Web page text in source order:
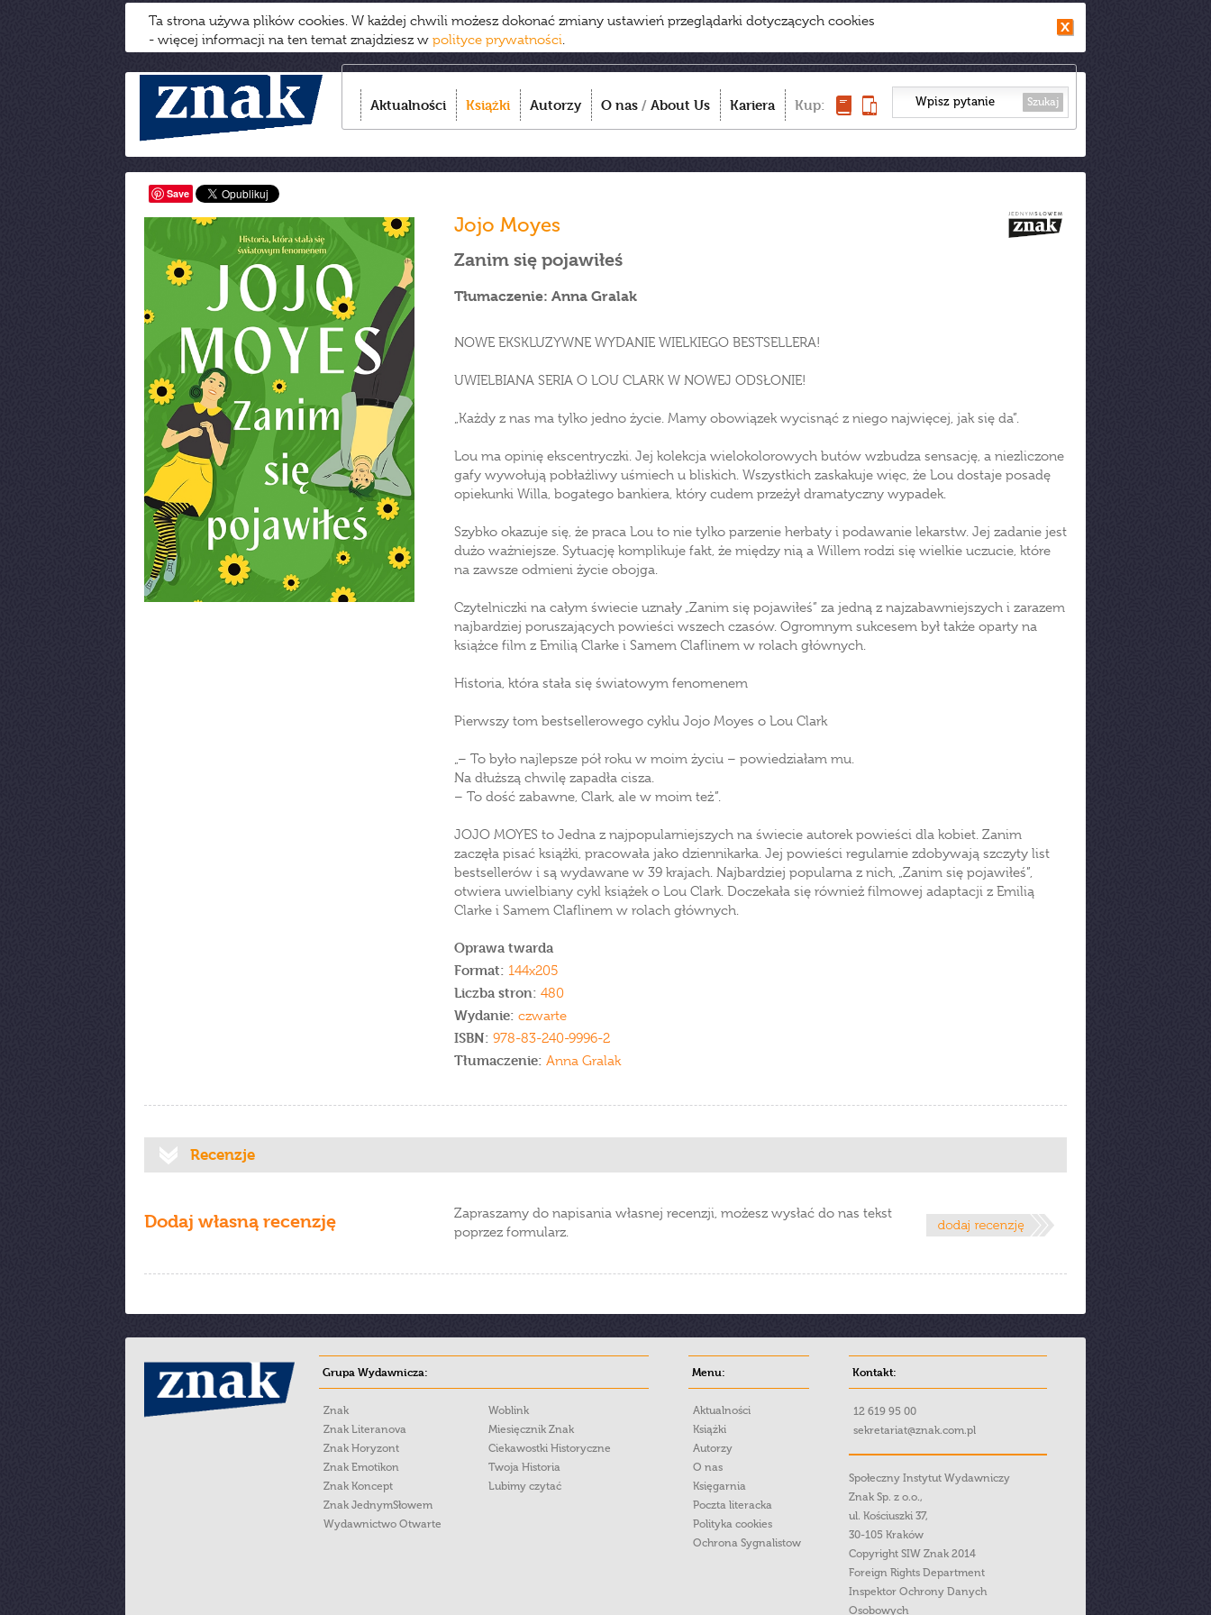
Ta strona używa plików cookies. W każdej chwili możesz dokonać zmiany ustawień przeglądarki dotyczących cookies
- więcej informacji na ten temat znajdziesz w polityce prywatności.
Aktualności Książki Autorzy O nas / About Us Kariera Kup: Szukaj
Save
Jojo Moyes
Zanim się pojawiłeś
Tłumaczenie: Anna Gralak
NOWE EKSKLUZYWNE WYDANIE WIELKIEGO BESTSELLERA!
UWIELBIANA SERIA O LOU CLARK W NOWEJ ODSŁONIE!
„Każdy z nas ma tylko jedno życie. Mamy obowiązek wycisnąć z niego najwięcej, jak się da”.
Lou ma opinię ekscentryczki. Jej kolekcja wielokolorowych butów wzbudza sensację, a niezliczone
gafy wywołują pobłażliwy uśmiech u bliskich. Wszystkich zaskakuje więc, że Lou dostaje posadę
opiekunki Willa, bogatego bankiera, który cudem przeżył dramatyczny wypadek.
Szybko okazuje się, że praca Lou to nie tylko parzenie herbaty i podawanie lekarstw. Jej zadanie jest
dużo ważniejsze. Sytuację komplikuje fakt, że między nią a Willem rodzi się wielkie uczucie, które
na zawsze odmieni życie obojga.
Czytelniczki na całym świecie uznały „Zanim się pojawiłeś” za jedną z najzabawniejszych i zarazem
najbardziej poruszających powieści wszech czasów. Ogromnym sukcesem był także oparty na
książce film z Emilią Clarke i Samem Claflinem w rolach głównych.
Historia, która stała się światowym fenomenem
Pierwszy tom bestsellerowego cyklu Jojo Moyes o Lou Clark
„– To było najlepsze pół roku w moim życiu – powiedziałam mu.
Na dłuższą chwilę zapadła cisza.
– To dość zabawne, Clark, ale w moim też”.
JOJO MOYES to Jedna z najpopularniejszych na świecie autorek powieści dla kobiet. Zanim
zaczęła pisać książki, pracowała jako dziennikarka. Jej powieści regularnie zdobywają szczyty list
bestsellerów i są wydawane w 39 krajach. Najbardziej popularna z nich, „Zanim się pojawiłeś”,
otwiera uwielbiany cykl książek o Lou Clark. Doczekała się również filmowej adaptacji z Emilią
Clarke i Samem Claflinem w rolach głównych.
Oprawa twarda
Format: 144x205
Liczba stron: 480
Wydanie: czwarte
ISBN: 978-83-240-9996-2
Tłumaczenie: Anna Gralak
Recenzje
Dodaj własną recenzję
Zapraszamy do napisania własnej recenzji, możesz wysłać do nas tekst
poprzez formularz.
Grupa Wydawnicza:
Znak
Znak Literanova
Znak Horyzont
Znak Emotikon
Znak Koncept
Znak JednymSłowem
Wydawnictwo Otwarte
Woblink
Miesięcznik Znak
Ciekawostki Historyczne
Twoja Historia
Lubimy czytać
Menu:
Aktualności
Książki
Autorzy
O nas
Księgarnia
Poczta literacka
Polityka cookies
Ochrona Sygnalistow
Kontakt:
12 619 95 00
sekretariat@znak.com.pl
Społeczny Instytut Wydawniczy
Znak Sp. z o.o.,
ul. Kościuszki 37,
30-105 Kraków
Copyright SIW Znak 2014
Foreign Rights Department
Inspektor Ochrony Danych
Osobowych